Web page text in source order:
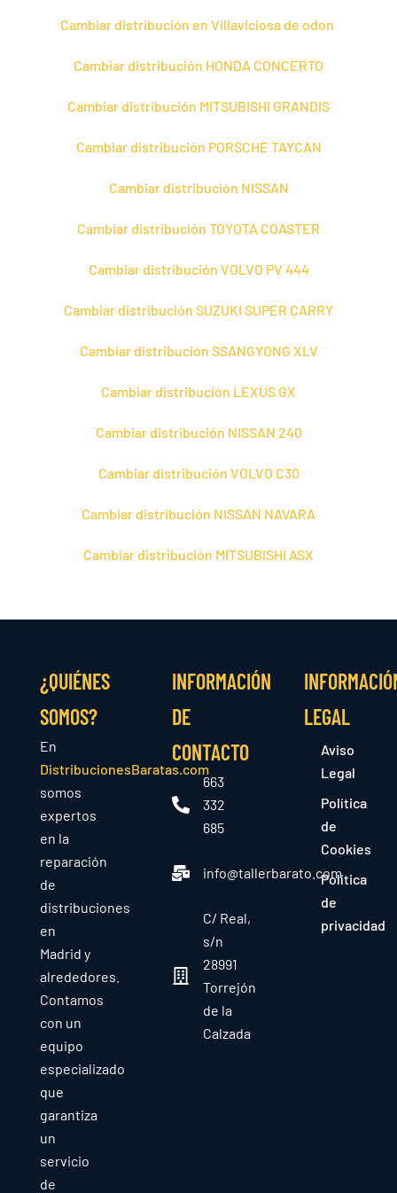
Cambiar distribución en Villaviciosa de odon
Cambiar distribución HONDA CONCERTO
Cambiar distribución MITSUBISHI GRANDIS
Cambiar distribución PORSCHE TAYCAN
Cambiar distribución NISSAN
Cambiar distribución TOYOTA COASTER
Cambiar distribución VOLVO PV 444
Cambiar distribución SUZUKI SUPER CARRY
Cambiar distribución SSANGYONG XLV
Cambiar distribución LEXUS GX
Cambiar distribución NISSAN 240
Cambiar distribución VOLVO C30
Cambiar distribución NISSAN NAVARA
Cambiar distribución MITSUBISHI ASX
¿QUIÉNES
SOMOS?
En
DistribucionesBaratas.com
somos
expertos
en la
reparación
de
distribuciones
en
Madrid y
alrededores.
Contamos
con un
equipo
especializado
que
garantiza
un
servicio
de
INFORMACIÓN
DE
CONTACTO
663
332
685
info@tallerbarato.com
C/ Real,
s/n
28991
Torrejón
de la
Calzada
LEGAL
Aviso
Legal
Política
de
Cookies
Política
de
privacidad